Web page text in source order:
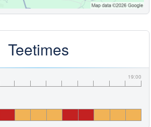
Teetimes
19:00